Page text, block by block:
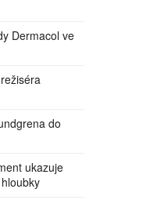
Dermacol ve
do
ukazuje